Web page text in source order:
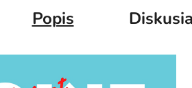
Popis Diskusia